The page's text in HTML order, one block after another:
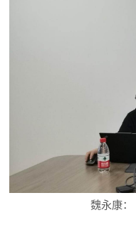
魏永康：